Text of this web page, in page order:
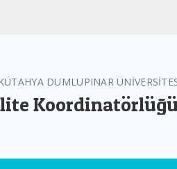
DUMLUPINAR
Koordinatörlüğü